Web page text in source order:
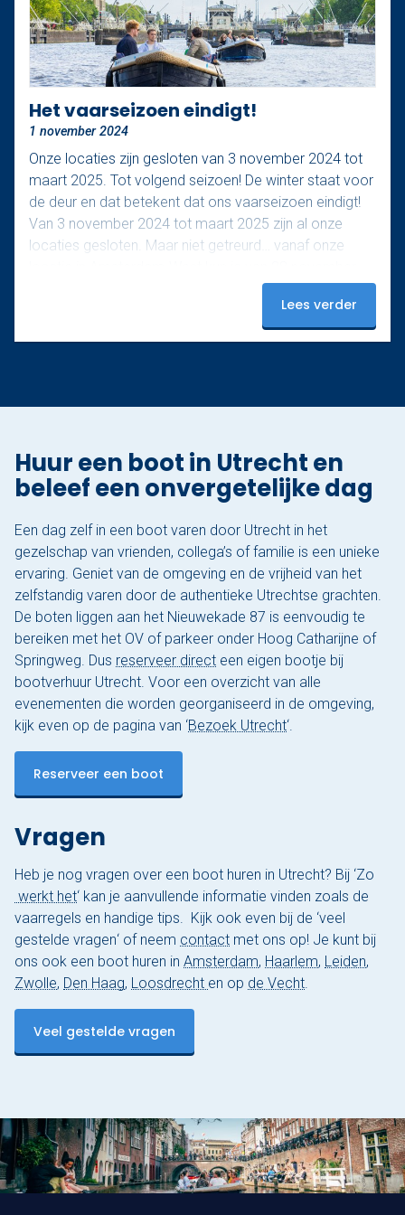
Het vaarseizoen eindigt!
1 november 2024
Onze locaties zijn gesloten van 3 november 2024 tot
maart 2025. Tot volgend seizoen! De winter staat voor
de deur en dat betekent dat ons vaarseizoen eindigt!
Van 3 november 2024 tot maart 2025 zijn al onze
locaties gesloten. Maar niet getreurd… vanaf onze
2024 tot 19 januari 2025 nog genieten van een unieke
vaarervaring tijdens het lichtjesfestijn! Mis deze
magische ervaring niet en klik hier voor meer
Lees verder
Huur een boot in Utrecht en
beleef een onvergetelijke dag
Een dag zelf in een boot varen door Utrecht in het
gezelschap van vrienden, collega’s of familie is een unieke
ervaring. Geniet van de omgeving en de vrijheid van het
zelfstandig varen door de authentieke Utrechtse grachten.
De boten liggen aan het Nieuwekade 87 is eenvoudig te
bereiken met het OV of parkeer onder Hoog Catharijne of
Springweg. Dus reserveer direct een eigen bootje bij
bootverhuur Utrecht. Voor een overzicht van alle
evenementen die worden georganiseerd in de omgeving,
kijk even op de pagina van ‘Bezoek Utrecht‘.
Reserveer een boot
Vragen
Heb je nog vragen over een boot huren in Utrecht? Bij ‘Zo
werkt het‘ kan je aanvullende informatie vinden zoals de
vaarregels en handige tips. Kijk ook even bij de ‘veel
gestelde vragen‘ of neem contact met ons op! Je kunt bij
ons ook een boot huren in Amsterdam, Haarlem, Leiden,
Zwolle, Den Haag, Loosdrecht en op de Vecht.
Veel gestelde vragen